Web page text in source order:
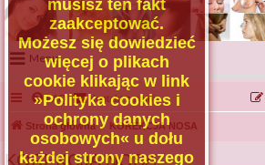
Menu
Portal
Facebook
Regulamin
FAQ Kontakt z nami
Strona główna KOREKCJA NOSA
KOREKCJA NOSA
musisz ten fakt
zaakceptować.
Możesz się dowiedzieć
więcej o plikach
cookie klikając w link
»Polityka cookies i
ochrony danych
osobowych« u dołu
każdej strony naszego